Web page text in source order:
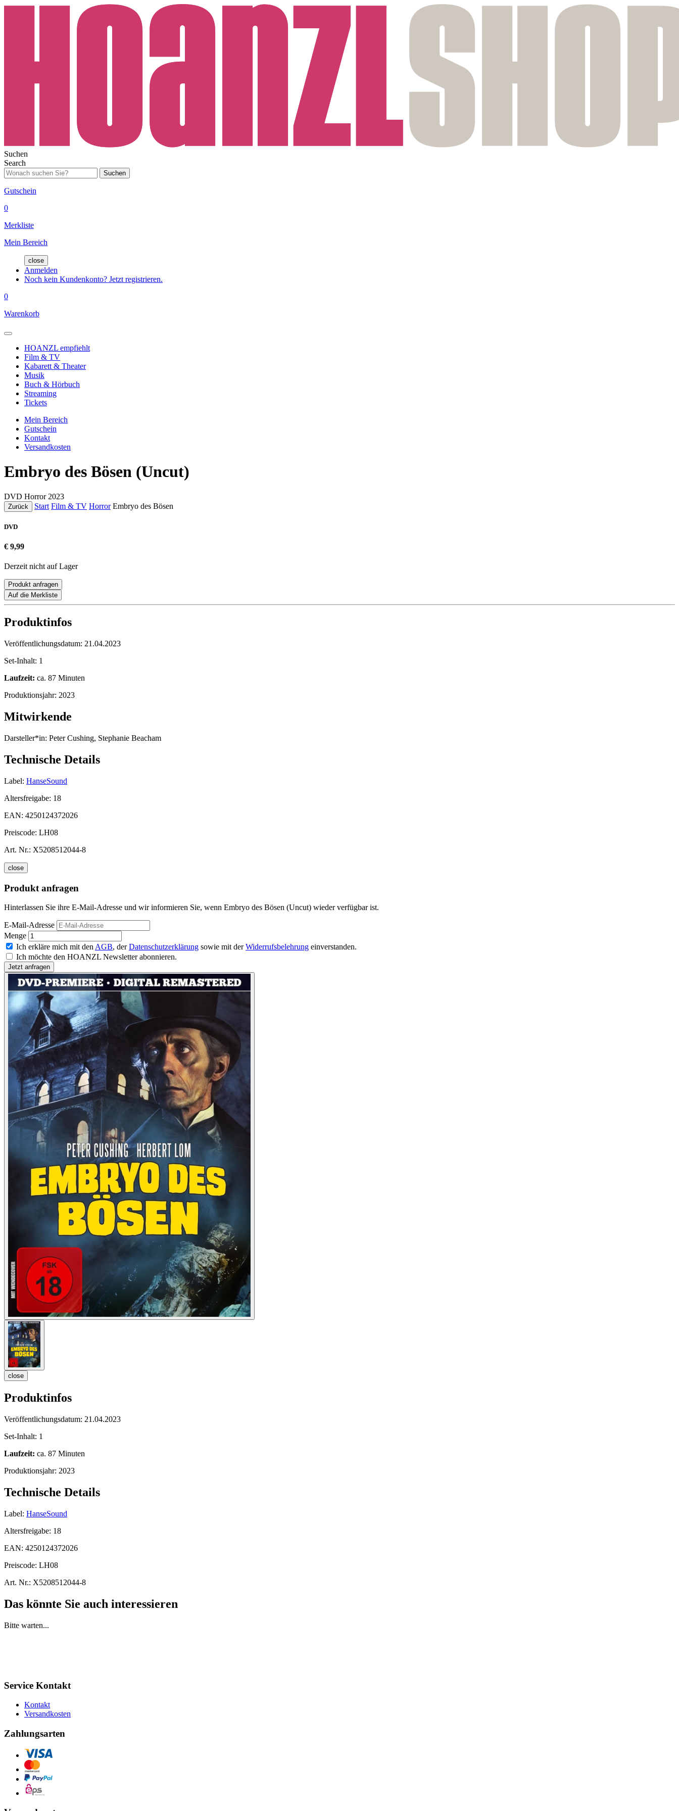
Suchen
Search
Suchen
Gutschein
0
Merkliste
Mein Bereich
close
Anmelden
Noch kein Kundenkonto? Jetzt registrieren.
0
Warenkorb
HOANZL empfiehlt
Film & TV
Kabarett & Theater
Musik
Buch & Hörbuch
Streaming
Tickets
Mein Bereich
Gutschein
Kontakt
Versandkosten
Embryo des Bösen (Uncut)
DVD Horror 2023
Zurück Start Film & TV Horror Embryo des Bösen
DVD
€ 9,99
Derzeit nicht auf Lager
Produkt anfragen
Auf die Merkliste
Produktinfos
Veröffentlichungsdatum: 21.04.2023
Set-Inhalt: 1
Laufzeit: ca. 87 Minuten
Produktionsjahr: 2023
Mitwirkende
Darsteller*in: Peter Cushing, Stephanie Beacham
Technische Details
Label: HanseSound
Altersfreigabe: 18
EAN: 4250124372026
Preiscode: LH08
Art. Nr.: X5208512044-8
close
Produkt anfragen
Hinterlassen Sie ihre E-Mail-Adresse und wir informieren Sie, wenn Embryo des Bösen (Uncut) wieder verfügbar ist.
E-Mail-Adresse
Menge
Ich erkläre mich mit den AGB, derDatenschutzerklärung sowie mit derWiderrufsbelehrung einverstanden.
Ich möchte den HOANZL Newsletter abonnieren.
close
Produktinfos
Veröffentlichungsdatum: 21.04.2023
Set-Inhalt: 1
Laufzeit: ca. 87 Minuten
Produktionsjahr: 2023
Technische Details
Label: HanseSound
Altersfreigabe: 18
EAN: 4250124372026
Preiscode: LH08
Art. Nr.: X5208512044-8
Das könnte Sie auch interessieren
Bitte warten...
Service Kontakt
Kontakt
Versandkosten
Zahlungsarten